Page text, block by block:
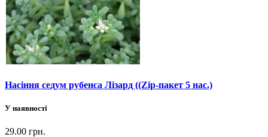
Насіння седум рубенса Лізард ((Zip-пакет 5 нас.)
У наявності
29.00 грн.